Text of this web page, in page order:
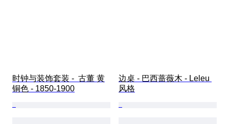
时钟与装饰套装 -  古董 黄
铜色 - 1850-1900
边桌 - 巴西蔷薇木 - Leleu
风格